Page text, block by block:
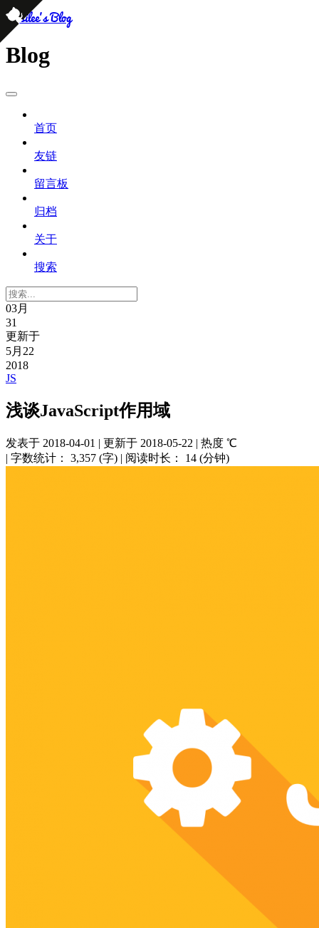
persilee's Blog
Blog
首页
友链
留言板
归档
关于
搜索
03月
31
更新于
5月22
2018
JS
浅谈JavaScript作用域
发表于 2018-04-01 | 更新于 2018-05-22 | 热度 ℃
| 字数统计： 3,357 (字) | 阅读时长： 14 (分钟)